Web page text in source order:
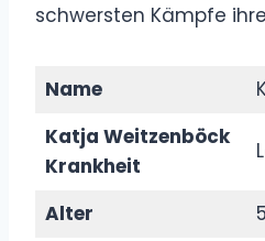
schwersten Kämpfe
Name
Katja Weitzenböck
Krankheit
Alter